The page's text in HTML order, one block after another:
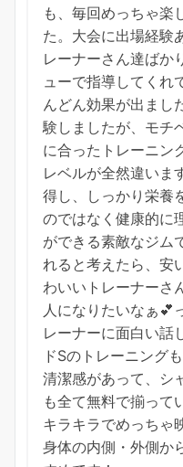
も、毎回めっちゃ楽
た。大会に出場経験
レーナーさん達ばか
ューで指導してくれ
んどん効果が出まし
験しましたが、モチ
に合ったトレーニン
レベルが全然違いま
得し、しっかり栄養
のではなく健康的に
ができる素敵なジム
れると考えたら、安
わいいトレーナーさ
人になりたいなぁ💕
レーナーに面白い話
ドSのトレーニング
清潔感があって、シ
も全て無料で揃って
キラキラでめっちゃ
身体の内側・外側か